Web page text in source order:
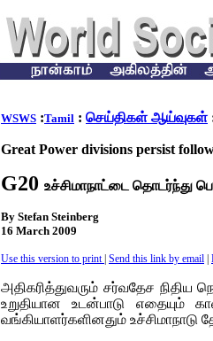
WSWS :Tamil : செய்திகள் ஆய்வுகள்
Great Power divisions persist
G20 உச்சிமாநாட்டை தொடர்ந்து
By Stefan Steinberg
16 March 2009
Use this version to print Send this link by email
அதிகரித்துவரும் சர்வதேச நிதிய
உறுதியான உடன்பாடு எதையும்
வங்கியாளர்களினதும் உச்சிமாநாடு